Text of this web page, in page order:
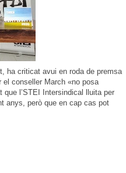
ha criticat avui en roda de premsa
el conseller March «no posa
que l’STEI Intersindical lluita per
anys, però que en cap cas pot